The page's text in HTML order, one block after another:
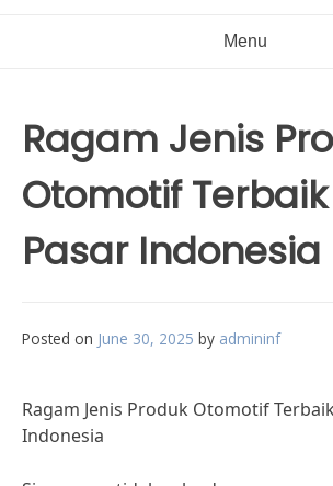
Menu
Ragam Jenis
Otomotif
Pasar Indonesia
Posted on June 30, 2025 by admininf
Ragam Jenis Produk Otomotif
Indonesia